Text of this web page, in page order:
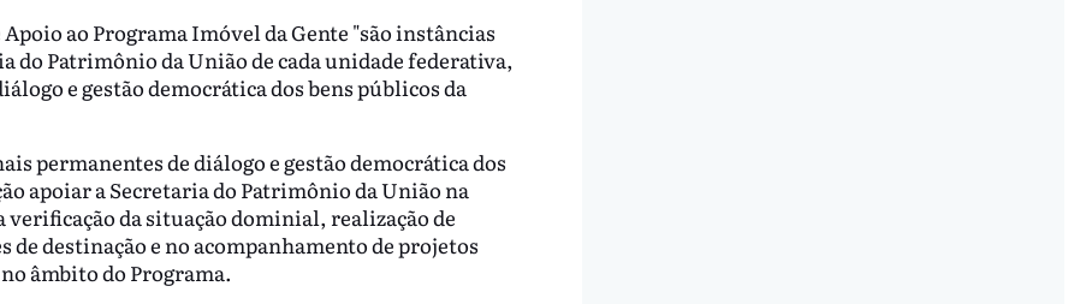
ao Programa Imóvel da Gente "são instâncias
Patrimônio da União de cada unidade federativa,
e gestão democrática dos bens públicos da
permanentes de diálogo e gestão democrática dos
apoiar a Secretaria do Patrimônio da União na
da situação dominial, realização de
destinação e no acompanhamento de projetos
âmbito do Programa.